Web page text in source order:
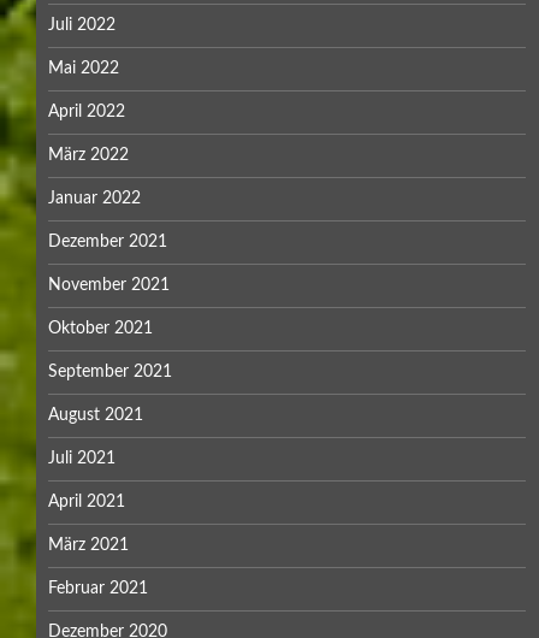
Juli 2022
Mai 2022
April 2022
März 2022
Januar 2022
Dezember 2021
November 2021
Oktober 2021
September 2021
August 2021
Juli 2021
April 2021
März 2021
Februar 2021
Dezember 2020